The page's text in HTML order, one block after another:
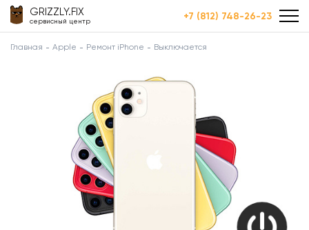
GRIZZLY.FIX
сервисный центр +7 (812) 748-26-23
Главная Apple Ремонт iPhone Выключается